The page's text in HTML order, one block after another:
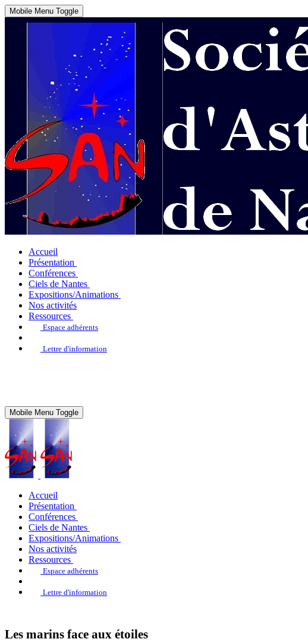
Mobile Menu Toggle
Accueil
Présentation
Conférences
Ciels de Nantes
Expositions/Animations
Nos activités
Ressources
Espace adhérents
Lettre d'information
Mobile Menu Toggle
Accueil
Présentation
Conférences
Ciels de Nantes
Expositions/Animations
Nos activités
Ressources
Espace adhérents
Lettre d'information
Les marins face aux étoiles